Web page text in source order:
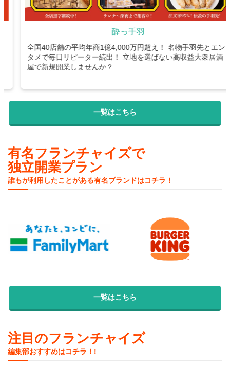
酔っ手羽
全国40店舗の平均年商1億4,000万円超え！ 名物手羽先とエン
タメで毎日リピーター続出！ 立地を選ばない高収益大衆居酒
屋で新規開業しませんか？
一覧はこちら
有名フランチャイズで
独立開業プラン
誰もが利用したことがある有名ブランドはコチラ！
一覧はこちら
注目のフランチャイズ
編集部おすすめはコチラ！!